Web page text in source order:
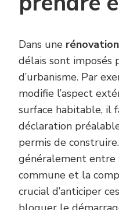
Dans une
délais sont imposés
d’urbanisme. Par
modifie l’aspect
surface habitable, il
déclaration
permis de
généralement entre
commune et la
crucial d’anticiper